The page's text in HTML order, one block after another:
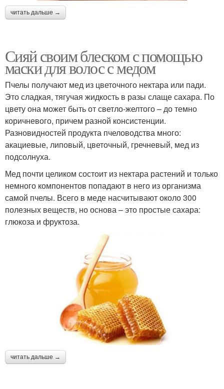
читать дальше →
Сияй своим блеском с помощью
маски для волос с медом
Пчелы получают мед из цветочного нектара или пади.
Это сладкая, тягучая жидкость в разы слаще сахара. По
цвету она может быть от светло-желтого – до темно
коричневого, причем разной консистенции.
Разновидностей продукта пчеловодства много:
акациевые, липовый, цветочный, гречневый, мед из
подсолнуха.
Мед почти целиком состоит из нектара растений и только
немного компонентов попадают в него из организма
самой пчелы. Всего в меде насчитывают около 300
полезных веществ, но основа – это простые сахара:
глюкоза и фруктоза.
читать дальше →